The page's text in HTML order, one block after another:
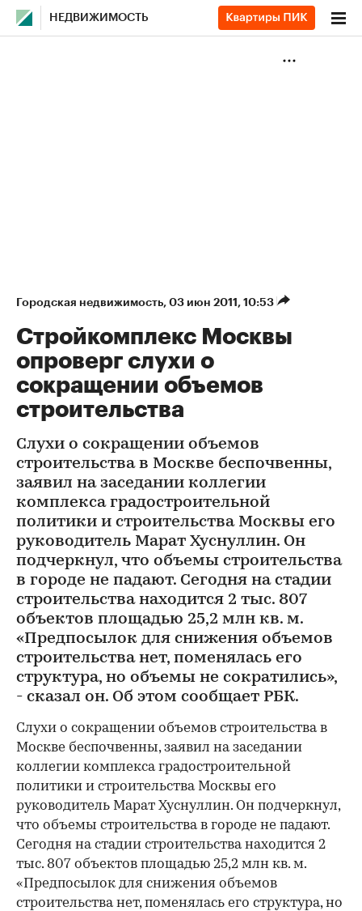
НЕДВИЖИМОСТЬ
Городская недвижимость⁠, 03 июн 2011, 10:53
Стройкомплекс Москвы
опроверг слухи о
сокращении объемов
строительства
Слухи о сокращении объемов
строительства в Москве беспочвенны,
заявил на заседании коллегии
комплекса градостроительной
политики и строительства Москвы его
руководитель Марат Хуснуллин. Он
подчеркнул, что объемы строительства
в городе не падают. Сегодня на стадии
строительства находится 2 тыс. 807
объектов площадью 25,2 млн кв. м.
«Предпосылок для снижения объемов
строительства нет, поменялась его
структура, но объемы не сократились»,
- сказал он. Об этом сообщает РБК.
Слухи о сокращении объемов строительства в
Москве беспочвенны, заявил на заседании
коллегии комплекса градостроительной
политики и строительства Москвы его
руководитель Марат Хуснуллин. Он подчеркнул,
что объемы строительства в городе не падают.
Сегодня на стадии строительства находится 2
тыс. 807 объектов площадью 25,2 млн кв. м.
«Предпосылок для снижения объемов
строительства нет, поменялась его структура, но